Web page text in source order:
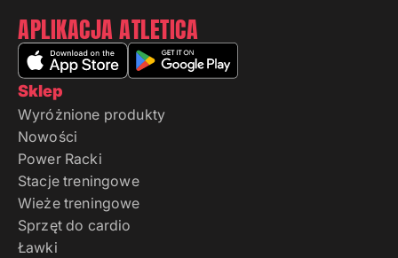
Sklep
Wyróżnione produkty
Nowości
Power Racki
Stacje treningowe
Wieże treningowe
Sprzęt do cardio
Ławki
APLIKACJA ATLETICA